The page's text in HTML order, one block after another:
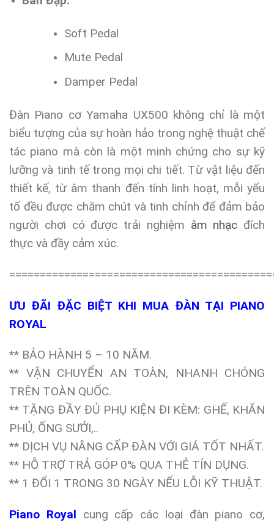
Soft Pedal
Mute Pedal
Damper Pedal
Đàn Piano cơ Yamaha UX500 không chỉ là một
biểu tượng của sự hoàn hảo trong nghệ thuật chế
tác piano mà còn là một minh chứng cho sự kỹ
lưỡng và tinh tế trong mọi chi tiết. Từ vật liệu đến
thiết kế, từ âm thanh đến tính linh hoạt, mỗi yếu
tố đều được chăm chút và tinh chỉnh để đảm bảo
người chơi có được trải nghiệm âm nhạc đích
thực và đầy cảm xúc.
ƯU ĐÃI ĐẶC BIỆT KHI MUA ĐÀN TẠI PIANO
ROYAL
** BẢO HÀNH 5 – 10 NĂM.
** VẬN CHUYỂN AN TOÀN, NHANH CHÓNG
TRÊN TOÀN QUỐC.
** TẶNG ĐẦY ĐỦ PHỤ KIỆN ĐI KÈM: GHẾ, KHĂN
PHỦ, ỐNG SƯỞI,..
** DỊCH VỤ NÂNG CẤP ĐÀN VỚI GIÁ TỐT NHẤT.
** HỖ TRỢ TRẢ GÓP 0% QUA THẺ TÍN DỤNG.
** 1 ĐỔI 1 TRONG 30 NGÀY NẾU LỖI KỸ THUẬT.
Piano Royal cung cấp các loại đàn piano cơ,